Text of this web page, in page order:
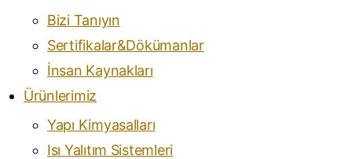
Bizi Tanıyın
Sertifikalar&Dökümanlar
İnsan Kaynakları
Ürünlerimiz
Yapı Kimyasalları
Isı Yalıtım Sistemleri